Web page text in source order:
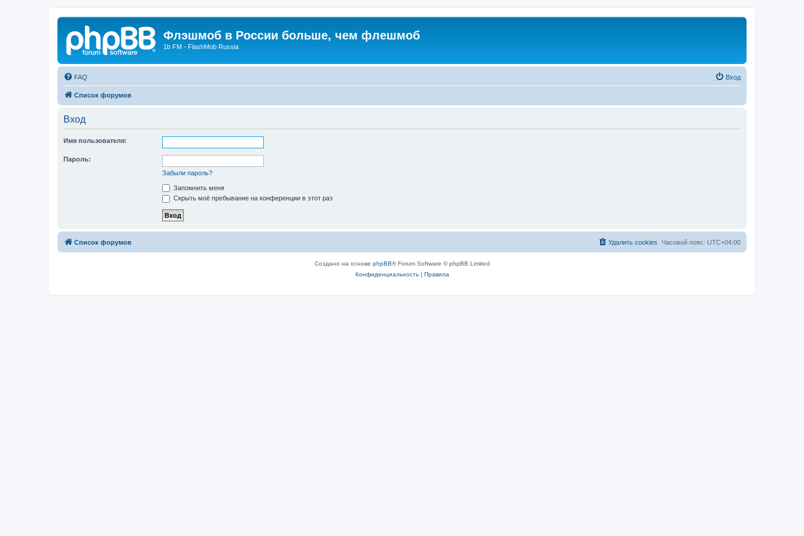
Флэшмоб в России больше, чем флешмоб
1b FM - FlashMob Russia
FAQ Вход
Список форумов
Вход
Имя пользователя:
Пароль:
Забыли пароль?
Запомнить меня
Скрыть моё пребывание на конференции в этот раз
Список форумов Часовой пояс: UTC+04:00
Удалить cookies
Создано на основе phpBB® Forum Software © phpBB Limited
Конфиденциальность| Правила